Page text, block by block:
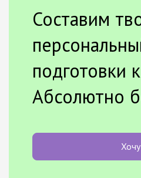
Составим
подготовки
Абсолютно